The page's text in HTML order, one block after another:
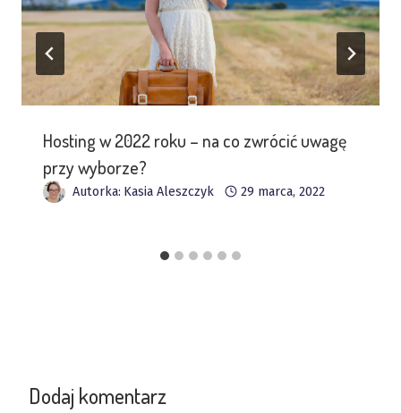
Hosting w 2022 roku – na co zwrócić uwagę
przy wyborze?
Autorka: Kasia Aleszczyk 29 marca, 2022
Dodaj komentarz